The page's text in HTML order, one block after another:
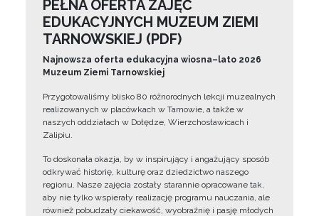
PEŁNA OFERTA ZAJĘĆ
EDUKACYJNYCH MUZEUM ZIEMI
TARNOWSKIEJ (PDF)
Najnowsza oferta edukacyjna wiosna–lato 2026
Muzeum Ziemi Tarnowskiej
Przygotowaliśmy blisko 80 różnorodnych lekcji muzealnych
realizowanych w placówkach w Tarnowie, a także w
naszych oddziałach w Dołędze, Wierzchosławicach i
Zalipiu.
To doskonała okazja, by w inspirujący i angażujący sposób
odkrywać historię, kulturę oraz dziedzictwo naszego
regionu. Nasze zajęcia zostały starannie opracowane tak,
aby nie tylko wspierały realizację programu nauczania, ale
również pobudzały ciekawość, wyobraźnię i pasję młodych